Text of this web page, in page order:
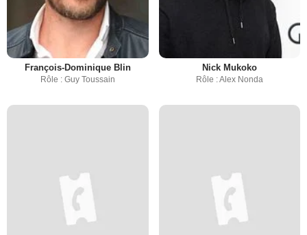
François-Dominique Blin
Rôle : Guy Toussain
Nick Mukoko
Rôle : Alex Nonda